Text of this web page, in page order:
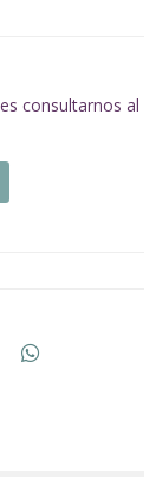
consultarnos al